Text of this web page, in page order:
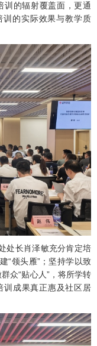
训的辐射覆盖面，更通
训的实际效果与教学质
处长肖泽敏充分肯定培
“领头雁”；坚持学以致
众“贴心人”，将所学转
训成果真正惠及社区居